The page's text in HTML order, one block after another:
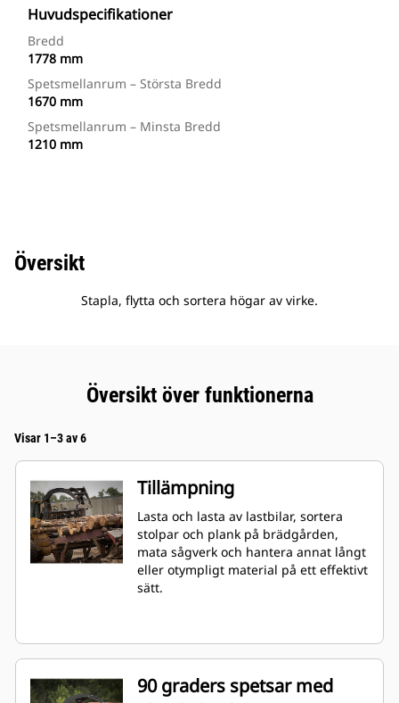
Huvudspecifikationer
Bredd
1778 mm
Spetsmellanrum – Största Bredd
1670 mm
Spetsmellanrum – Minsta Bredd
1210 mm
Översikt
Stapla, flytta och sortera högar av virke.
Översikt över funktionerna
Visar 1–3 av 6
Tillämpning
Lasta och lasta av lastbilar, sortera
stolpar och plank på brädgården,
mata sågverk och hantera annat långt
eller otympligt material på ett effektivt
sätt.
90 graders spetsar med